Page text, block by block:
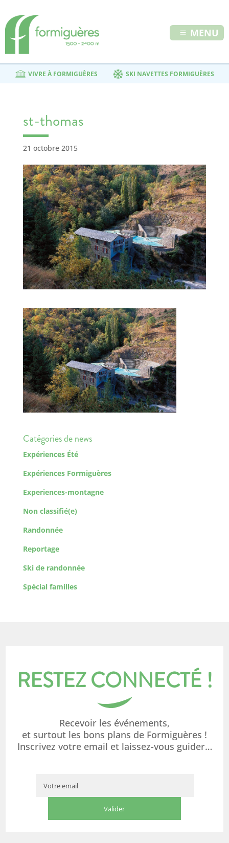
MENU
VIVRE À FORMIGUÈRES SKI NAVETTES FORMIGUÈRES
st-thomas
21 octobre 2015
Catégories de news
Expériences Été
Expériences Formiguères
Experiences-montagne
Non classifié(e)
Randonnée
Reportage
Ski de randonnée
Spécial familles
RESTEZ CONNECTÉ !
Recevoir les événements,
et surtout les bons plans de Formiguères !
Inscrivez votre email et laissez-vous guider…